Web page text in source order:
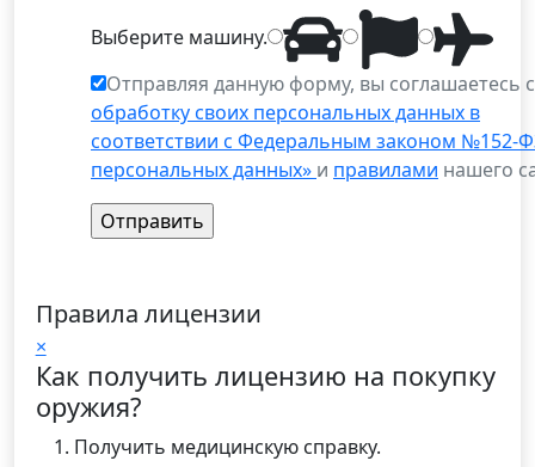
Выберите машину.
Отправляя данную форму, вы соглашаетесь
обработку своих персональных данных в
соответствии с Федеральным законом №152-
персональных данных» и правилами нашего
Правила лицензии
×
Как получить лицензию на покупку
оружия?
Получить медицинскую справку.